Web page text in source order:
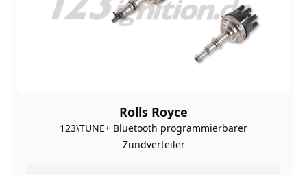
Rolls Royce
123\TUNE+ Bluetooth programmierbarer
Zündverteiler